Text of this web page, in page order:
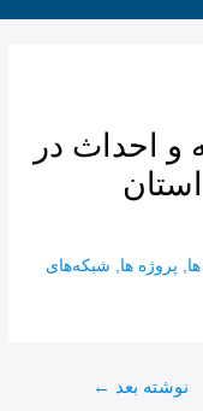
و احداث در
, پروژه ها, شبکه‌های
نوشته بعد ←